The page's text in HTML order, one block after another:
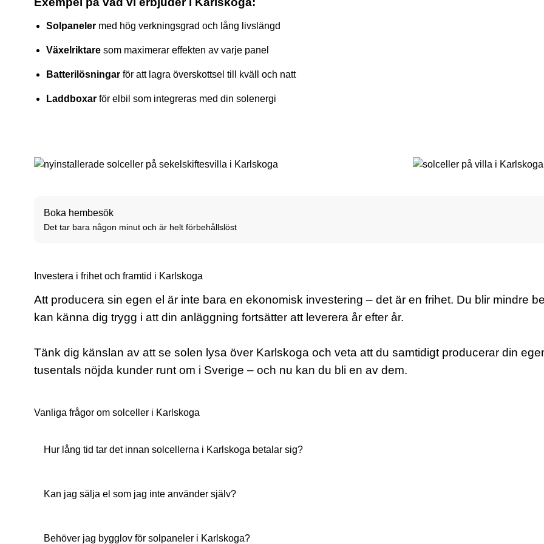
Solpaneler med hög verkningsgrad och lång livslängd
Växelriktare som maximerar effekten av varje panel
Batterilösningar för att lagra överskottsel till kväll och natt
Laddboxar för elbil som integreras med din solenergi
Boka hembesök
Det tar bara någon minut och är helt förbehållslöst
Investera i frihet och framtid i Karlskoga
Att producera sin egen el är inte bara en ekonomisk investering – det är en frihet. Du blir mindre
kan känna dig trygg i att din anläggning fortsätter att leverera år efter år.
Tänk dig känslan av att se solen lysa över Karlskoga och veta att du samtidigt producerar din
tusentals nöjda kunder runt om i Sverige – och nu kan du bli en av dem.
Vanliga frågor om solceller i Karlskoga
Hur lång tid tar det innan solcellerna i Karlskoga betalar sig?
Kan jag sälja el som jag inte använder själv?
Behöver jag bygglov för solpaneler i Karlskoga?